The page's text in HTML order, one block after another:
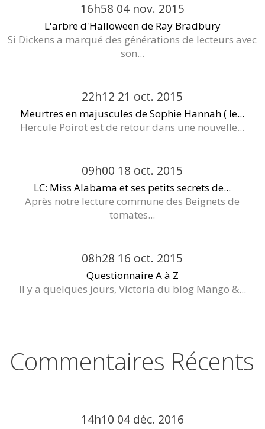
16h58 04 nov. 2015
L'arbre d'Halloween de Ray Bradbury
Si Dickens a marqué des générations de lecteurs avec
son...
22h12 21 oct. 2015
Meurtres en majuscules de Sophie Hannah ( le...
Hercule Poirot est de retour dans une nouvelle...
09h00 18 oct. 2015
LC: Miss Alabama et ses petits secrets de...
Après notre lecture commune des Beignets de
tomates...
08h28 16 oct. 2015
Questionnaire A à Z
Il y a quelques jours, Victoria du blog Mango &...
Commentaires Récents
14h10 04 déc. 2016